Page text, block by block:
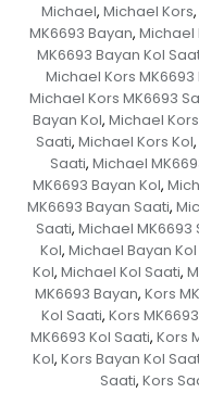
Michael, Michael Kors,
MK6693 Bayan, Michael
MK6693 Bayan Kol
Michael Kors MK6693
Michael Kors MK6693
Bayan Kol, Michael
Saati, Michael Kors Kol,
Saati, Michael
MK6693 Bayan Kol,
MK6693 Bayan Saati,
Saati, Michael MK6693
Kol, Michael Bayan
Kol, Michael Kol Saati,
MK6693 Bayan, Kors
Kol Saati, Kors
MK6693 Kol Saati, Kors
Kol, Kors Bayan Kol
Saati, Kors